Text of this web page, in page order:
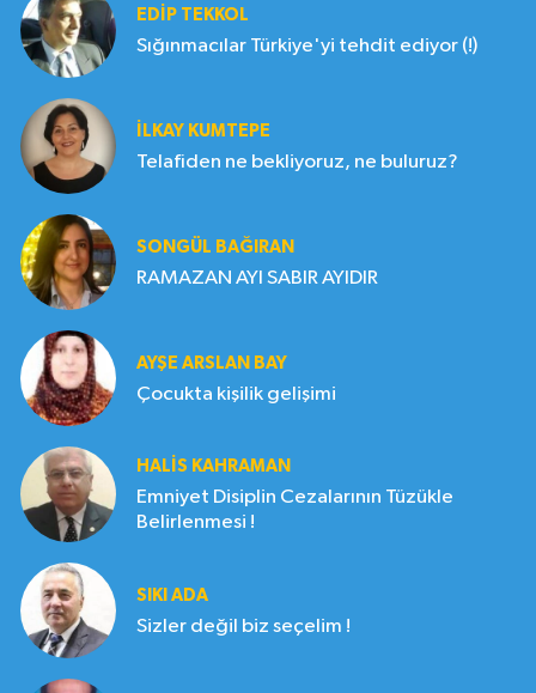
EDIP TEKKOL
Sığınmacılar Türkiye'yi tehdit ediyor (!)
İLKAY KUMTEPE
Telafiden ne bekliyoruz, ne buluruz?
SONGÜL BAĞIRAN
RAMAZAN AYI SABIR AYIDIR
AYŞE ARSLAN BAY
Çocukta kişilik gelişimi
HALIS KAHRAMAN
Emniyet Disiplin Cezalarının Tüzükle
Belirlenmesi !
SIKI ADA
Sizler değil biz seçelim !